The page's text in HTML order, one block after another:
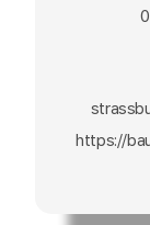
https://